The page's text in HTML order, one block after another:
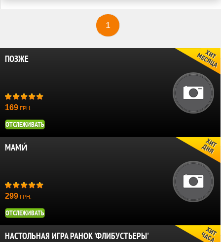
1
ПОЗЖЕ
169 ГРН.
ОТСЛЕЖИВАТЬ
МАМИ́
299 ГРН.
ОТСЛЕЖИВАТЬ
НАСТОЛЬНАЯ ИГРА РАНОК 'ФЛИБУСТЬЕРЫ'